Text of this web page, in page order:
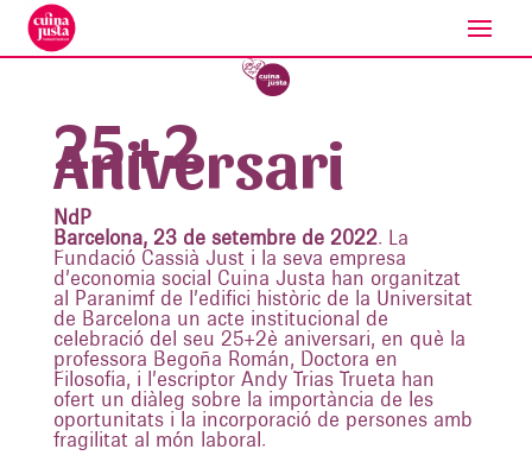
25+2
Aniversari
NdP
Barcelona, 23 de setembre de 2022. La
Fundació Cassià Just i la seva empresa
d’economia social Cuina Justa han organitzat
al Paranimf de l’edifici històric de la Universitat
de Barcelona un acte institucional de
celebració del seu 25+2è aniversari, en què la
professora Begoña Román, Doctora en
Filosofia, i l’escriptor Andy Trias Trueta han
ofert un diàleg sobre la importància de les
oportunitats i la incorporació de persones amb
fragilitat al món laboral.